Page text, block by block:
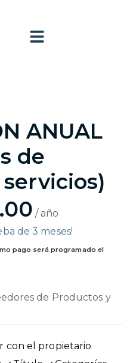
ANUAL
de
/ año
de 3 meses!
pago será programado el
de Productos y
con el propietario